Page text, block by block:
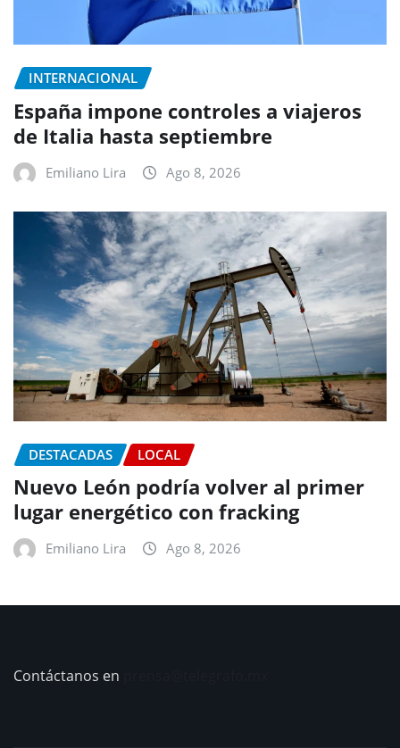
INTERNACIONAL
España impone controles a viajeros
de Italia hasta septiembre
Emiliano Lira Ago 8, 2026
DESTACADAS LOCAL
Nuevo León podría volver al primer
lugar energético con fracking
Emiliano Lira Ago 8, 2026
Contáctanos en